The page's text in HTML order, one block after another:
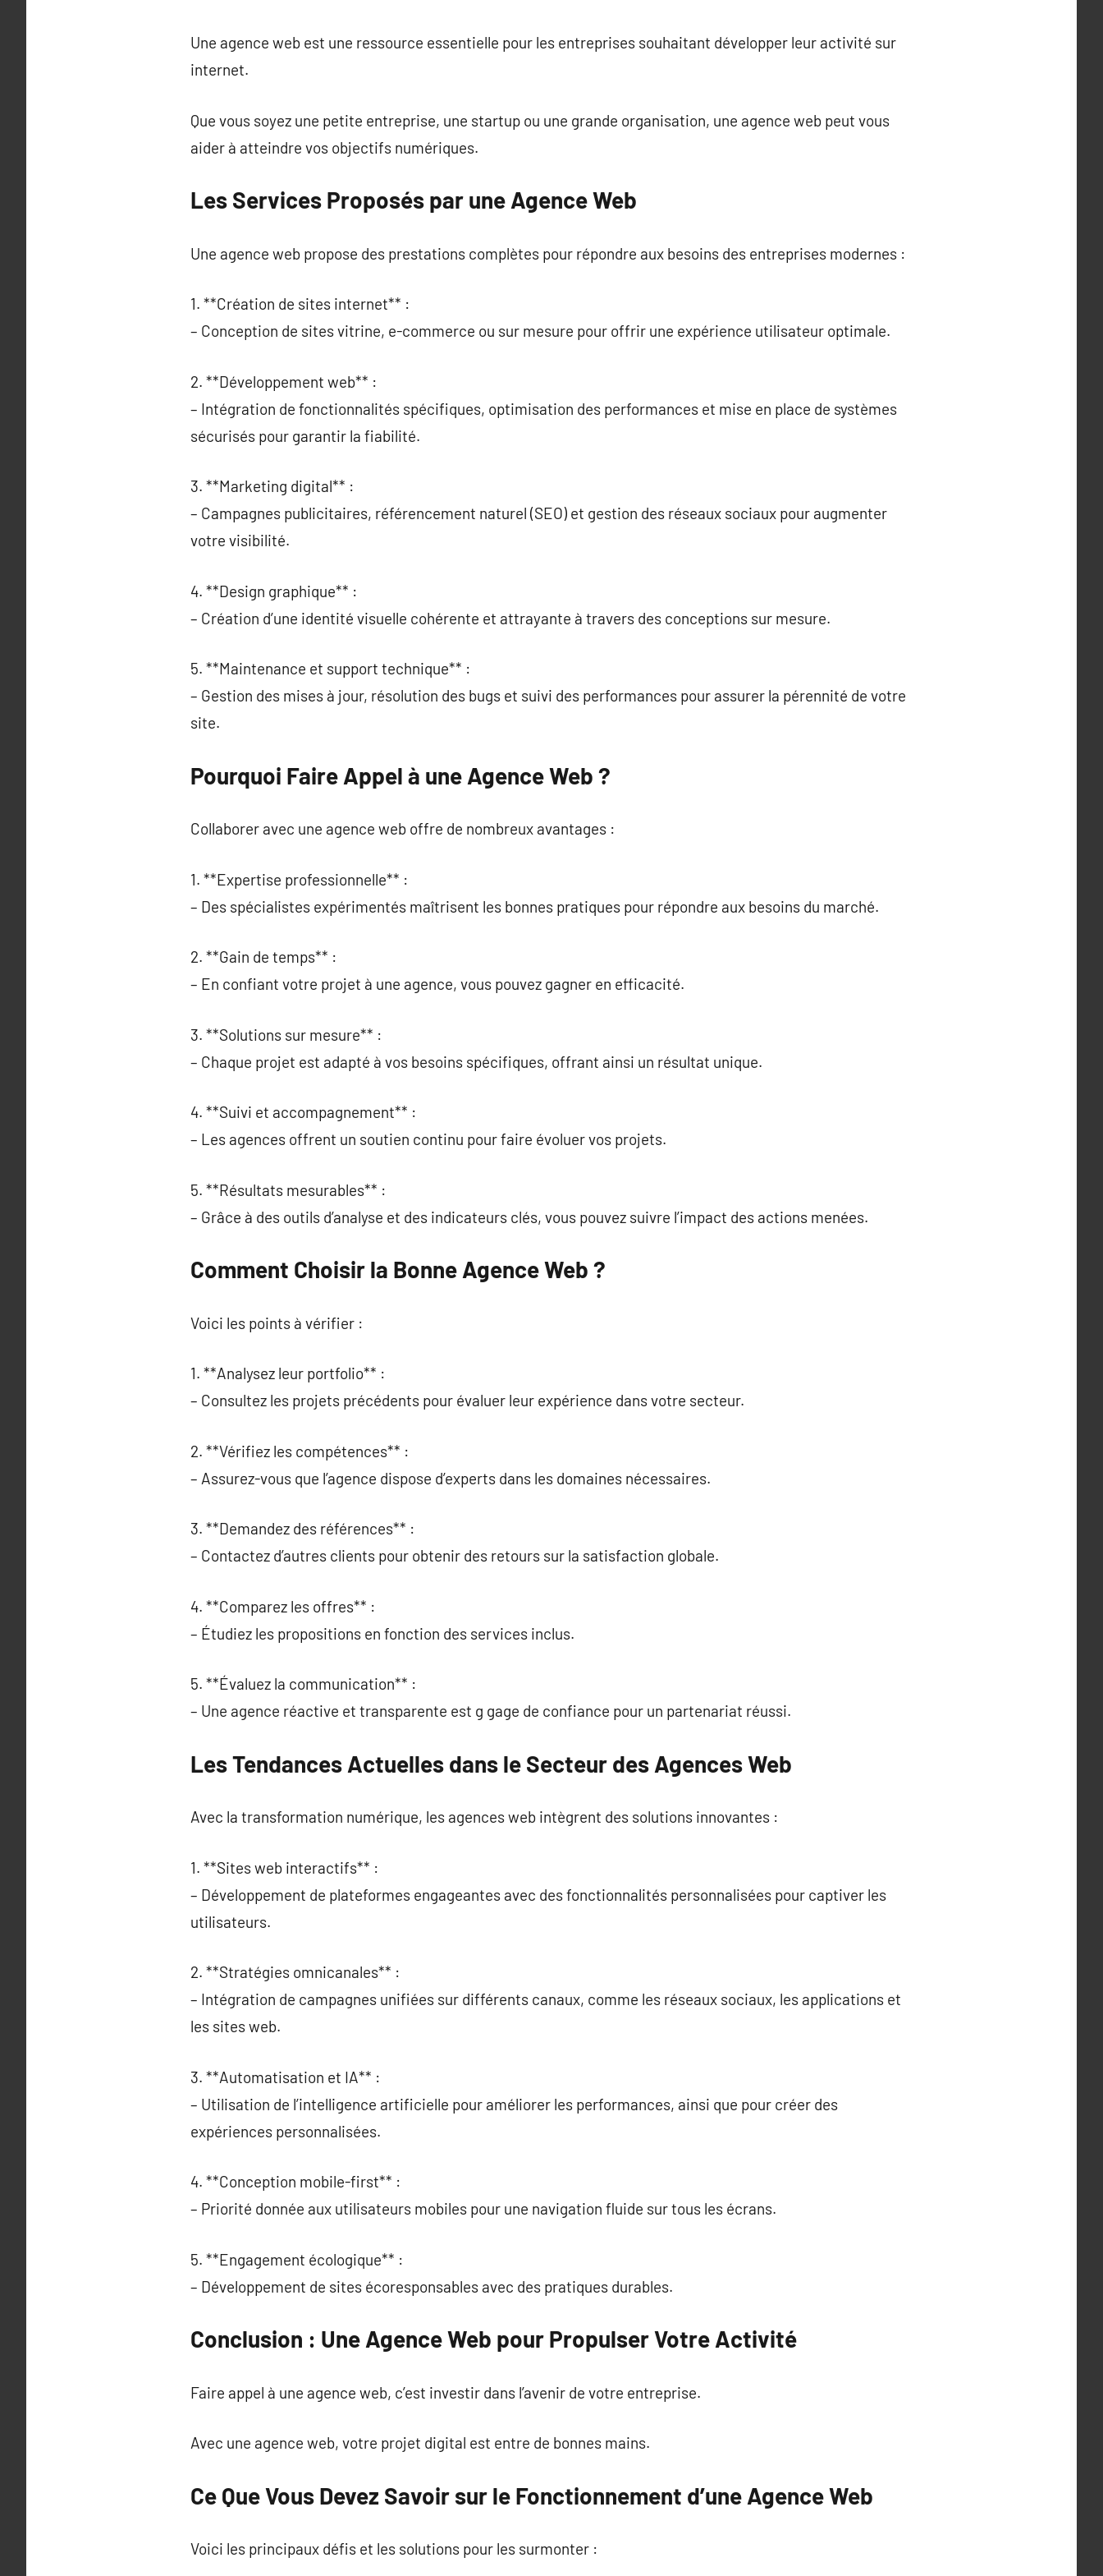
Une agence web est une ressource essentielle pour les entreprises souhaitant développer leur activité sur
internet.
Que vous soyez une petite entreprise, une startup ou une grande organisation, une agence web peut vous
aider à atteindre vos objectifs numériques.
Les Services Proposés par une Agence Web
Une agence web propose des prestations complètes pour répondre aux besoins des entreprises modernes :
1. **Création de sites internet** :
– Conception de sites vitrine, e-commerce ou sur mesure pour offrir une expérience utilisateur optimale.
2. **Développement web** :
– Intégration de fonctionnalités spécifiques, optimisation des performances et mise en place de systèmes
sécurisés pour garantir la fiabilité.
3. **Marketing digital** :
– Campagnes publicitaires, référencement naturel (SEO) et gestion des réseaux sociaux pour augmenter
votre visibilité.
4. **Design graphique** :
– Création d’une identité visuelle cohérente et attrayante à travers des conceptions sur mesure.
5. **Maintenance et support technique** :
– Gestion des mises à jour, résolution des bugs et suivi des performances pour assurer la pérennité de votre
site.
Pourquoi Faire Appel à une Agence Web ?
Collaborer avec une agence web offre de nombreux avantages :
1. **Expertise professionnelle** :
– Des spécialistes expérimentés maîtrisent les bonnes pratiques pour répondre aux besoins du marché.
2. **Gain de temps** :
– En confiant votre projet à une agence, vous pouvez gagner en efficacité.
3. **Solutions sur mesure** :
– Chaque projet est adapté à vos besoins spécifiques, offrant ainsi un résultat unique.
4. **Suivi et accompagnement** :
– Les agences offrent un soutien continu pour faire évoluer vos projets.
5. **Résultats mesurables** :
– Grâce à des outils d’analyse et des indicateurs clés, vous pouvez suivre l’impact des actions menées.
Comment Choisir la Bonne Agence Web ?
Voici les points à vérifier :
1. **Analysez leur portfolio** :
– Consultez les projets précédents pour évaluer leur expérience dans votre secteur.
2. **Vérifiez les compétences** :
– Assurez-vous que l’agence dispose d’experts dans les domaines nécessaires.
3. **Demandez des références** :
– Contactez d’autres clients pour obtenir des retours sur la satisfaction globale.
4. **Comparez les offres** :
– Étudiez les propositions en fonction des services inclus.
5. **Évaluez la communication** :
– Une agence réactive et transparente est g gage de confiance pour un partenariat réussi.
Les Tendances Actuelles dans le Secteur des Agences Web
Avec la transformation numérique, les agences web intègrent des solutions innovantes :
1. **Sites web interactifs** :
– Développement de plateformes engageantes avec des fonctionnalités personnalisées pour captiver les
utilisateurs.
2. **Stratégies omnicanales** :
– Intégration de campagnes unifiées sur différents canaux, comme les réseaux sociaux, les applications et
les sites web.
3. **Automatisation et IA** :
– Utilisation de l’intelligence artificielle pour améliorer les performances, ainsi que pour créer des
expériences personnalisées.
4. **Conception mobile-first** :
– Priorité donnée aux utilisateurs mobiles pour une navigation fluide sur tous les écrans.
5. **Engagement écologique** :
– Développement de sites écoresponsables avec des pratiques durables.
Conclusion : Une Agence Web pour Propulser Votre Activité
Faire appel à une agence web, c’est investir dans l’avenir de votre entreprise.
Avec une agence web, votre projet digital est entre de bonnes mains.
Ce Que Vous Devez Savoir sur le Fonctionnement d’une Agence Web
Voici les principaux défis et les solutions pour les surmonter :